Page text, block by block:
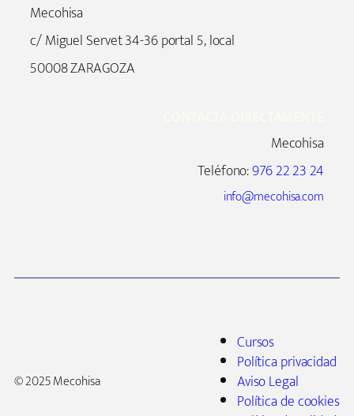
Mecohisa
c/ Miguel Servet 34-36 portal 5, local
50008 ZARAGOZA
Mecohisa
Teléfono:976 22 23 24
info@mecohisa.com
© 2025 Mecohisa
Cursos
Política privacidad
Aviso Legal
Política de cookies